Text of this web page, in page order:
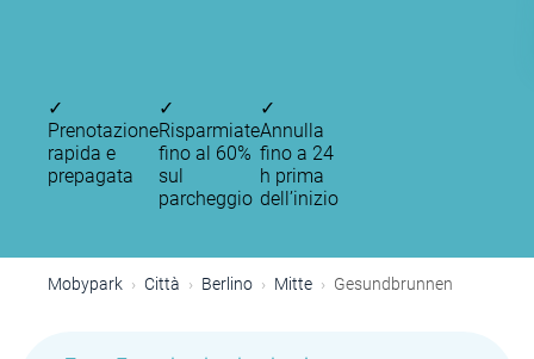
✓
Prenotazione
rapida e
prepagata
✓
Risparmiate
fino al 60%
sul
parcheggio
✓
Annulla
fino a 24
h prima
dell’inizio
Mobypark Città Berlino Mitte Gesundbrunnen